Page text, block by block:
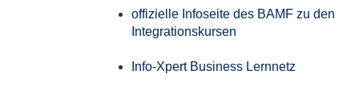
offizielle Infoseite des BAMF zu den
Integrationskursen
Info-Xpert Business Lernnetz